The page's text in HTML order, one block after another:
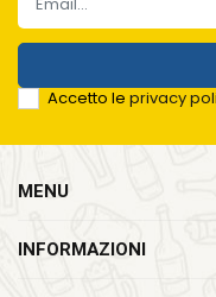
Accetto le privacy
MENU
INFORMAZIONI